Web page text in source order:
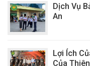
Dịch Vụ
An
Lợi Ích
Của